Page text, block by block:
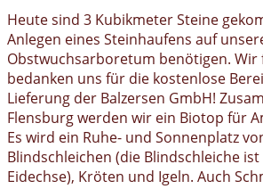
Heute sind 3 Kubikmeter Steine
Anlegen eines Steinhaufens auf
Obstwuchsarboretum benötigen. Wir
bedanken uns für die kostenlose
Lieferung der Balzersen GmbH!
Flensburg werden wir ein Biotop für
Es wird ein Ruhe- und Sonnenplatz
Blindschleichen (die Blindschleiche
Eidechse), Kröten und Igeln. Auch